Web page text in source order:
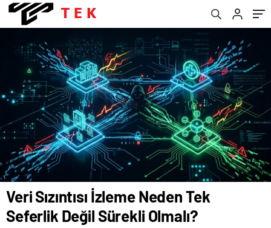
Veri Sızıntısı İzleme Neden Tek
Seferlik Değil Sürekli Olmalı?